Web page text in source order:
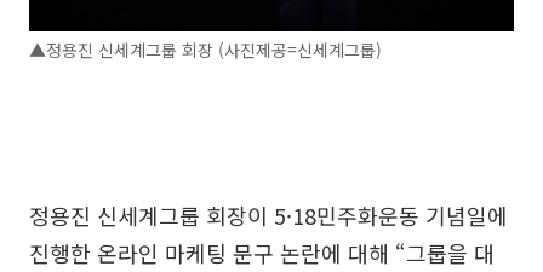
▲정용진 신세계그룹 회장 (사진제공=신세계그룹)
정용진 신세계그룹 회장이 5·18민주화운동 기념일에
진행한 온라인 마케팅 문구 논란에 대해 “그룹을 대